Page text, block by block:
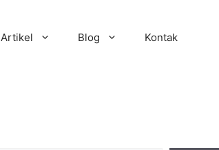
Artikel Blog Kontak